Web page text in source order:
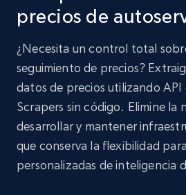
precios de
¿Necesita un control total
seguimiento de precios?
datos de precios utilizando API
Scrapers sin código. Elimine la
desarrollar y mantener
que conserva la flexibilidad
personalizadas de inteligencia